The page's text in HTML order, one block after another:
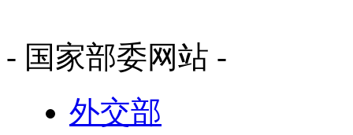
- 国家部委网站 -
外交部